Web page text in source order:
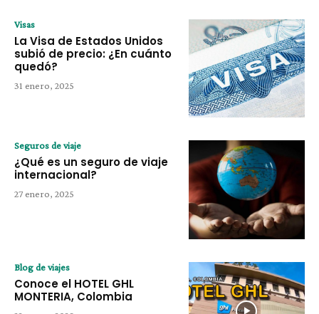
Visas
La Visa de Estados Unidos
subió de precio: ¿En cuánto
quedó?
31 enero, 2025
Seguros de viaje
¿Qué es un seguro de viaje
internacional?
27 enero, 2025
Blog de viajes
Conoce el HOTEL GHL
MONTERIA, Colombia